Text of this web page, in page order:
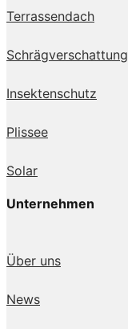
Terrassendach
Schrägverschattung
Insektenschutz
Plissee
Solar
Unternehmen
Über uns
News